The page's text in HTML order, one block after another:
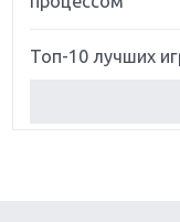
Топ-10 лучших